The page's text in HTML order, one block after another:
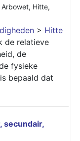
Arbowet, Hitte,
> Hitte
de relatieve
de
fysieke
bepaald dat
secundair,